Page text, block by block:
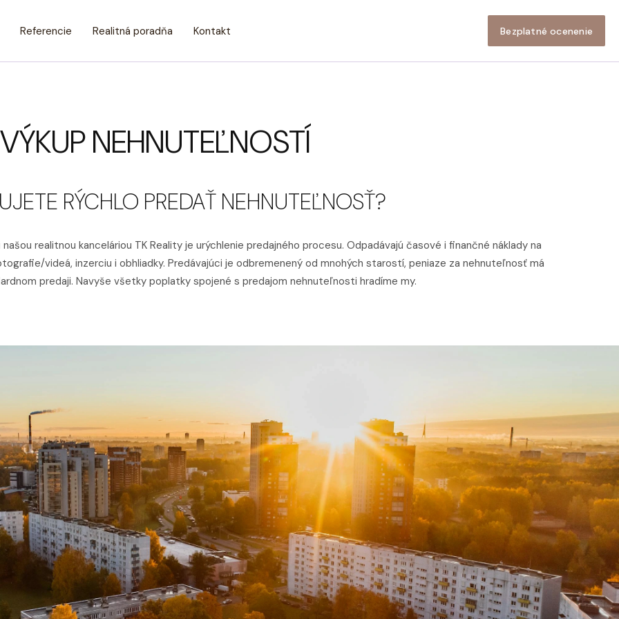
Referencie Realitná poradňa Kontakt Bezplatné ocenenie
VÝKUP NEHNUTEĽNOSTÍ
RÝCHLO PREDAŤ NEHNUTEĽNOSŤ?
realitnou kanceláriou TK Reality je urýchlenie predajného procesu. Odpadávajú časové i finančné náklady na
videá, inzerciu i obhliadky. Predávajúci je odbremenený od mnohých starostí, peniaze za nehnuteľnosť má
predaji. Navyše všetky poplatky spojené s predajom nehnuteľnosti hradíme my.